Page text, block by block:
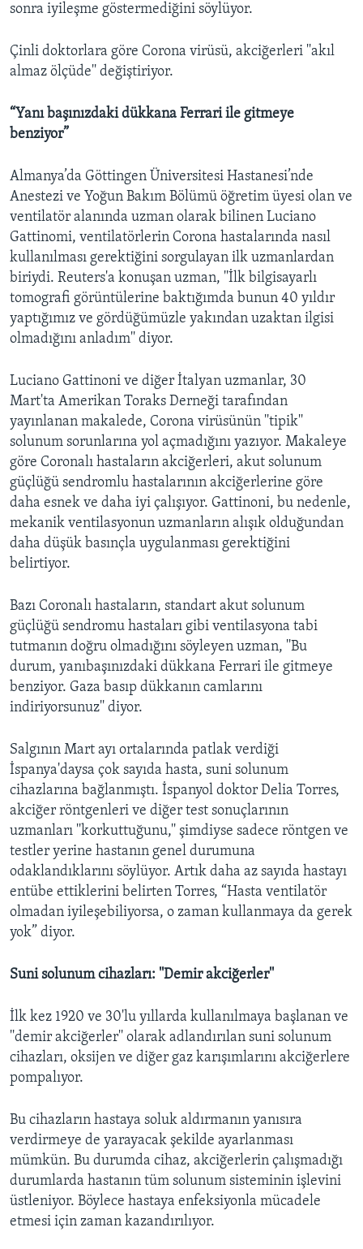
sonra iyileşme göstermediğini söylüyor.
Çinli doktorlara göre Corona virüsü, akciğerleri ''akıl
almaz ölçüde'' değiştiriyor.
“Yanı başınızdaki dükkana Ferrari ile gitmeye
benziyor”
Almanya’da Göttingen Üniversitesi Hastanesi’nde
Anestezi ve Yoğun Bakım Bölümü öğretim üyesi olan ve
ventilatör alanında uzman olarak bilinen Luciano
Gattinomi, ventilatörlerin Corona hastalarında nasıl
kullanılması gerektiğini sorgulayan ilk uzmanlardan
biriydi. Reuters'a konuşan uzman, ''İlk bilgisayarlı
tomografi görüntülerine baktığımda bunun 40 yıldır
yaptığımız ve gördüğümüzle yakından uzaktan ilgisi
olmadığını anladım'' diyor.
Luciano Gattinoni ve diğer İtalyan uzmanlar, 30
Mart'ta Amerikan Toraks Derneği tarafından
yayınlanan makalede, Corona virüsünün ''tipik''
solunum sorunlarına yol açmadığını yazıyor. Makaleye
göre Coronalı hastaların akciğerleri, akut solunum
güçlüğü sendromlu hastalarının akciğerlerine göre
daha esnek ve daha iyi çalışıyor. Gattinoni, bu nedenle,
mekanik ventilasyonun uzmanların alışık olduğundan
daha düşük basınçla uygulanması gerektiğini
belirtiyor.
Bazı Coronalı hastaların, standart akut solunum
güçlüğü sendromu hastaları gibi ventilasyona tabi
tutmanın doğru olmadığını söyleyen uzman, ''Bu
durum, yanıbaşınızdaki dükkana Ferrari ile gitmeye
benziyor. Gaza basıp dükkanın camlarını
indiriyorsunuz'' diyor.
Salgının Mart ayı ortalarında patlak verdiği
İspanya'daysa çok sayıda hasta, suni solunum
cihazlarına bağlanmıştı. İspanyol doktor Delia Torres,
akciğer röntgenleri ve diğer test sonuçlarının
uzmanları ''korkuttuğunu,'' şimdiyse sadece röntgen ve
testler yerine hastanın genel durumuna
odaklandıklarını söylüyor. Artık daha az sayıda hastayı
entübe ettiklerini belirten Torres, “Hasta ventilatör
olmadan iyileşebiliyorsa, o zaman kullanmaya da gerek
yok” diyor.
Suni solunum cihazları: ''Demir akciğerler''
İlk kez 1920 ve 30'lu yıllarda kullanılmaya başlanan ve
''demir akciğerler'' olarak adlandırılan suni solunum
cihazları, oksijen ve diğer gaz karışımlarını akciğerlere
pompalıyor.
Bu cihazların hastaya soluk aldırmanın yanısıra
verdirmeye de yarayacak şekilde ayarlanması
mümkün. Bu durumda cihaz, akciğerlerin çalışmadığı
durumlarda hastanın tüm solunum sisteminin işlevini
üstleniyor. Böylece hastaya enfeksiyonla mücadele
etmesi için zaman kazandırılıyor.